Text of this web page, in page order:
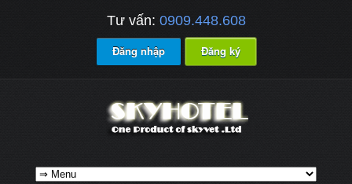
Tư vấn: 0909.448.608
Đăng nhập Đăng ký